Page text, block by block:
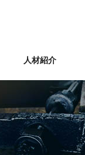
人材紹介